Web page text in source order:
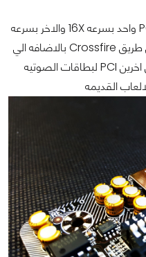
اللوحه تحتوي علي مكانين فقط PCI-E واحد بسرعه 16X والاخر بسرعه
4X ويدعمون فقط تعدد بطاقات عن طريق Crossfire بالاضافه الي
تواجد مقبصين PCI-E 1X ومكانين اخرين PCI لبطاقات الصوتيه
القديمه